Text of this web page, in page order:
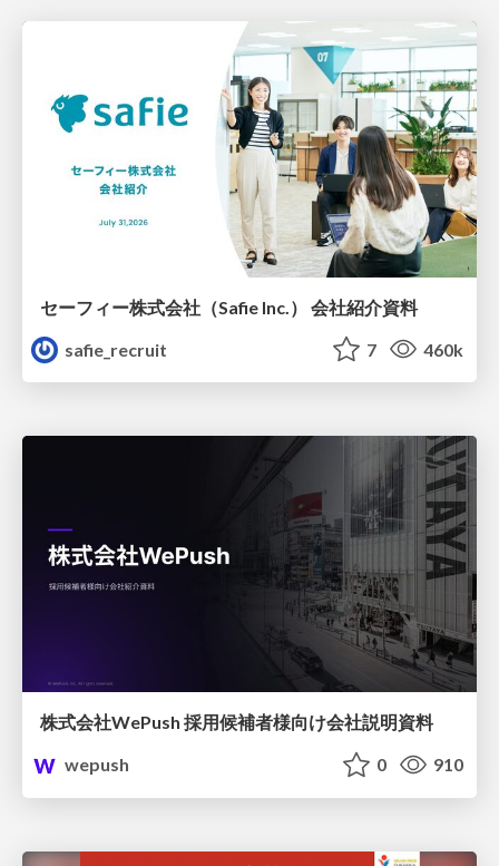
セーフィー株式会社（Safie Inc.） 会社紹介資料
safie_recruit
7 460k
株式会社WePush 採用候補者様向け会社説明資料
wepush
0 910